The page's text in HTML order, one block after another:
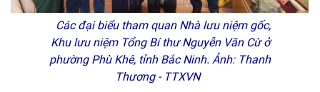
Các đại biểu tham quan Nhà lưu niệm gốc,
Khu lưu niệm Tổng Bí thư Nguyễn Văn Cừ ở
phường Phù Khê, tỉnh Bắc Ninh. Ảnh: Thanh
Thương - TTXVN